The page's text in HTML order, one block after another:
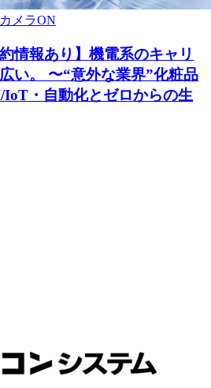
カメラON
情報あり】機電系のキャリ
い。 〜“意外な業界”化粧品
・自動化とゼロからの生